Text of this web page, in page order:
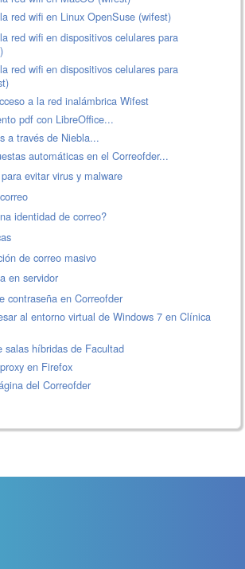
red wifi en Linux OpenSuse (wifest)
red wifi en dispositivos celulares para
red wifi en dispositivos celulares para
a la red inalámbrica Wifest
pdf con LibreOffice...
a través de Niebla...
automáticas en el Correofder...
evitar virus y malware
identidad de correo?
de correo masivo
en servidor
contraseña en Correofder
al entorno virtual de Windows 7 en Clínica
salas híbridas de Facultad
en Firefox
del Correofder